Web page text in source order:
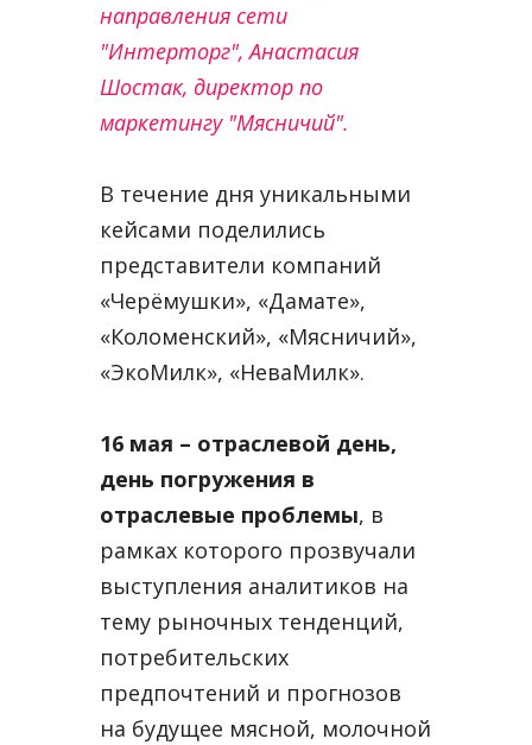
направления сети
"Интерторг", Анастасия
Шостак, директор по
маркетингу "Мясничий".
В течение дня уникальными
кейсами поделились
представители компаний
«Черёмушки», «Дамате»,
«Коломенский», «Мясничий»,
«ЭкоМилк», «НеваМилк».
16 мая – отраслевой день,
день погружения в
отраслевые проблемы, в
рамках которого прозвучали
выступления аналитиков на
тему рыночных тенденций,
потребительских
предпочтений и прогнозов
на будущее мясной, молочной